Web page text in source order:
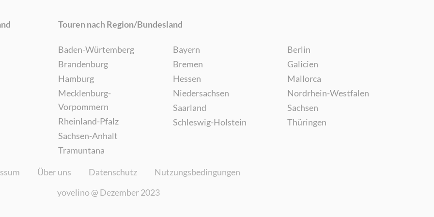
Touren nach Region/Bundesland
Baden-Würtemberg
Brandenburg
Hamburg
Mecklenburg-
Vorpommern
Rheinland-Pfalz
Sachsen-Anhalt
Tramuntana
Bayern
Bremen
Hessen
Niedersachsen
Saarland
Schleswig-Holstein
Berlin
Galicien
Mallorca
Nordrhein-Westfalen
Sachsen
Thüringen
Über uns Datenschutz
Nutzungsbedingungen
yovelino @ Dezember 2023